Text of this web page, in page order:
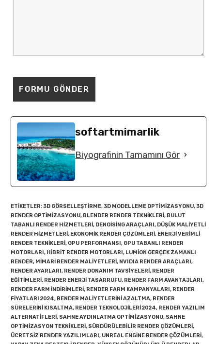
softartmimarlik
Biyografinin Tamamını Gör
ETIKETLER:3D GÖRSELLEŞTIRME,3D MODELLEME OPTIMIZASYONU,3D
RENDER OPTIMIZASYONU, BLENDER RENDER TEKNIKLERI, BULUT
TABANLI RENDER HIZMETLERI, DENOISING ARAÇLARI, DÜŞÜK MALIYETLI
RENDER HIZMETLERI, EKONOMIK RENDER ÇÖZÜMLERI, ENERJI VERIMLI
RENDER TEKNIKLERI, GPU PERFORMANSI, GPU TABANLI RENDER
MOTORLARI, HIBRIT RENDER MOTORLARI, LUMION GERÇEK ZAMANLI
RENDER, MIMARI RENDER MALIYETLERI, NVIDIA RENDER ARAÇLARI,
RENDER AYARLARI, RENDER DONANIM TAVSIYELERI, RENDER
EĞITIMLERI, RENDER ENERJI TASARRUFU, RENDER FARM AVANTAJLARI,
RENDER FARM INDIRIMLERI, RENDER FARM KAMPANYALARI, RENDER
FIYATLARI 2024, RENDER MALIYETLERINI AZALTMA, RENDER
SÜRELERINI KISALTMA, RENDER TEKNOLOJILERI 2024, RENDER YAZILIM
ALTERNATIFLERI, SAHNE AYDINLATMA OPTIMIZASYONU, SAHNE
OPTIMIZASYON TEKNIKLERI, SÜRDÜRÜLEBILIR RENDER ÇÖZÜMLERI,
ÜCRETSIZ RENDER YAZILIMLARI, UNREAL ENGINE RENDER ÇÖZÜMLERI,